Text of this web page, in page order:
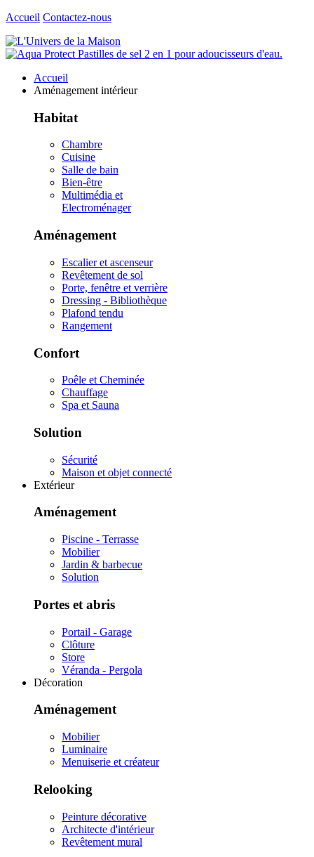
Accueil Contactez-nous
Accueil
Aménagement intérieur
Habitat
Chambre
Cuisine
Salle de bain
Bien-être
Multimédia et
Electroménager
Aménagement
Escalier et ascenseur
Revêtement de sol
Porte, fenêtre et verrière
Dressing - Bibliothèque
Plafond tendu
Rangement
Confort
Poêle et Cheminée
Chauffage
Spa et Sauna
Solution
Sécurité
Maison et objet connecté
Extérieur
Aménagement
Piscine - Terrasse
Mobilier
Jardin & barbecue
Solution
Portes et abris
Portail - Garage
Clôture
Store
Véranda - Pergola
Décoration
Aménagement
Mobilier
Luminaire
Menuiserie et créateur
Relooking
Peinture décorative
Architecte d'intérieur
Revêtement mural